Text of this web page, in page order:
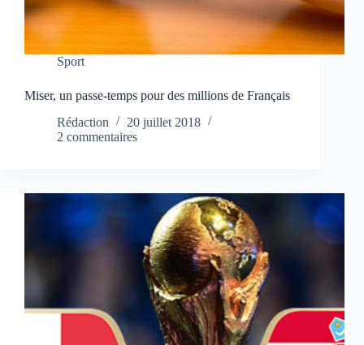
Sport
Miser, un passe-temps pour des millions de Français
Rédaction
20 juillet 2018
2 commentaires